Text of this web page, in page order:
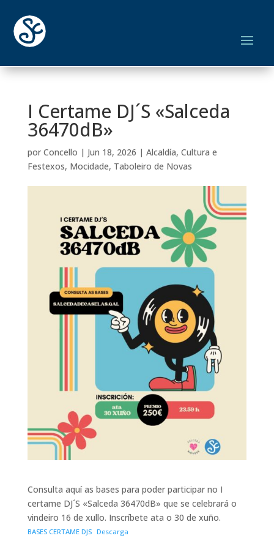
I Certame DJ´S «Salceda
36470dB»
por Concello | Jun 18, 2026 | Alcaldía, Cultura e
Festexos, Mocidade, Taboleiro de Novas
Consulta aquí as bases para poder participar no I
certame DJ´S «Salceda 36470dB» que se celebrará o
vindeiro 16 de xullo. Inscríbete ata o 30 de xuño.
BASES CERTAME DJS Descarga